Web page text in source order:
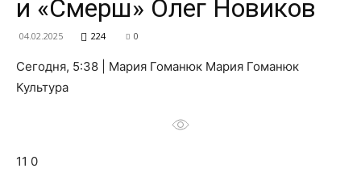
о
и «Смерш» Олег Новиков
04.02.2025 224 0
Сегодня, 5:38 | Мария Гоманюк Мария Гоманюк
Культура
11 0